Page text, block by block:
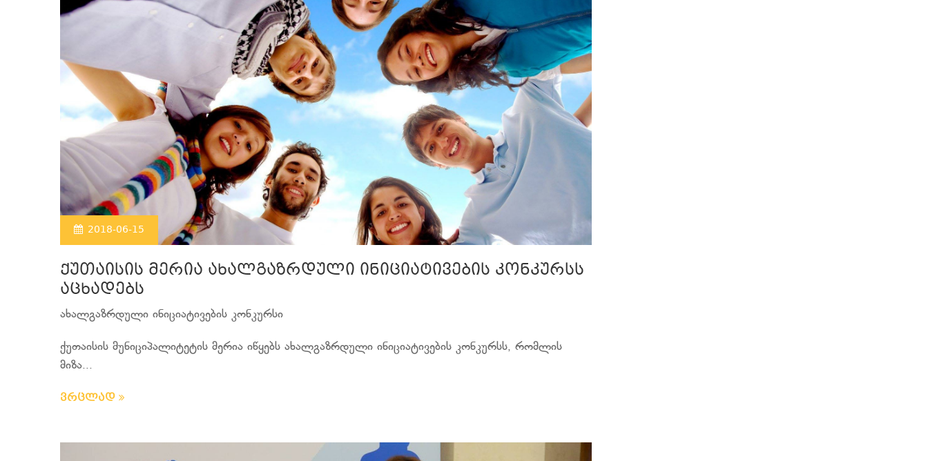
2018-06-15
ქუთაისის მერია ახალგაზრდული ინიციატივების კონკურსს
აცხადებს
ახალგაზრდული ინიციატივების კონკურსი
ქუთაისის მუნიციპალიტეტის მერია იწყებს ახალგაზრდული ინიციატივების კონკურსს, რომლის
მიზა...
ვრცლად